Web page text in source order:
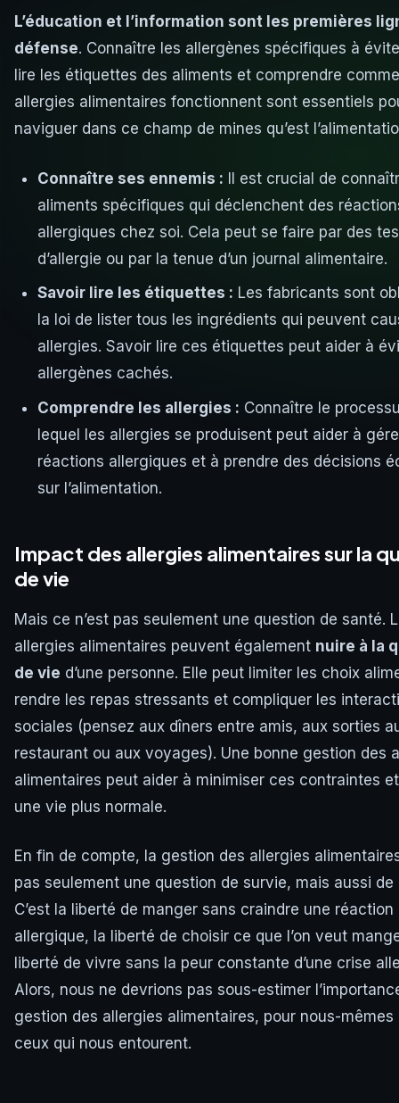
L’éducation et l’information sont les premières
défense. Connaître les allergènes spécifiques à
lire les étiquettes des aliments et comprendre
allergies alimentaires fonctionnent sont essentiels
naviguer dans ce champ de mines qu’est
Connaître ses ennemis : Il est crucial de
aliments spécifiques qui déclenchent des
allergiques chez soi. Cela peut se faire par des
d’allergie ou par la tenue d’un journal alimentaire.
Savoir lire les étiquettes : Les fabricants sont
la loi de lister tous les ingrédients qui peuvent
allergies. Savoir lire ces étiquettes peut aider à
allergènes cachés.
Comprendre les allergies : Connaître le
lequel les allergies se produisent peut aider à
réactions allergiques et à prendre des décisions
sur l’alimentation.
Impact des allergies alimentaires sur la
de vie
Mais ce n’est pas seulement une question de santé.
allergies alimentaires peuvent également nuire à la
de vie d’une personne. Elle peut limiter les choix
rendre les repas stressants et compliquer les
sociales (pensez aux dîners entre amis, aux sorties
restaurant ou aux voyages). Une bonne gestion des
alimentaires peut aider à minimiser ces contraintes
une vie plus normale.
En fin de compte, la gestion des allergies
pas seulement une question de survie, mais aussi de
C’est la liberté de manger sans craindre une réaction
allergique, la liberté de choisir ce que l’on veut
liberté de vivre sans la peur constante d’une crise
Alors, nous ne devrions pas sous-estimer
gestion des allergies alimentaires, pour nous-mêmes
ceux qui nous entourent.